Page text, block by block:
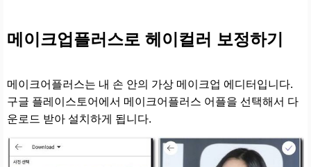
메이크업플러스로 헤이컬러 보정하기
메이크어플러스는 내 손 안의 가상 메이크업 에디터입니다.
구글 플레이스토어에서 메이크어플러스 어플을 선택해서 다
운로드 받아 설치하게 됩니다.